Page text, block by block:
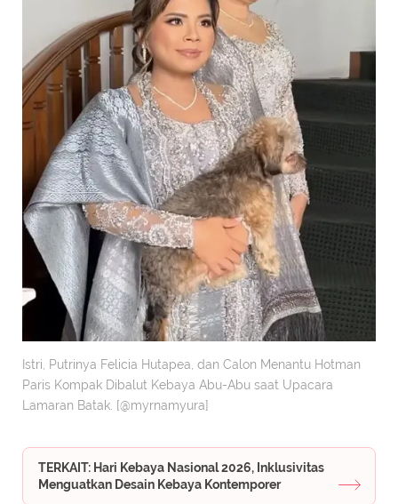
Istri, Putrinya Felicia Hutapea, dan Calon Menantu Hotman
Paris Kompak Dibalut Kebaya Abu-Abu saat Upacara
Lamaran Batak. [@myrnamyura]
TERKAIT: Hari Kebaya Nasional 2026, Inklusivitas
Menguatkan Desain Kebaya Kontemporer